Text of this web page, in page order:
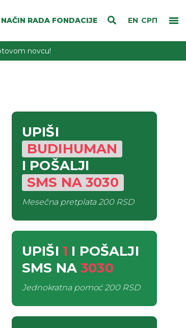
EN СРП
NAČIN RADA FONDACIJE
novcu!
UPIŠI
BUDIHUMAN
I POŠALJI
SMS NA3030
Mesečna pretplata200 RSD
UPIŠI 1 I POŠALJI
SMS NA 3030
Jednokratna pomoć200 RSD